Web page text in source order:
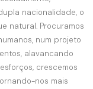
nacionalidade, o
natural. Procuramos
num projeto
alavancando
crescemos
nos mais